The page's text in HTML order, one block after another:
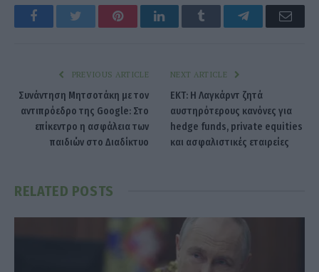
Facebook Twitter PinterestLinkedIn Tumblr Telegram
PREVIOUS ARTICLE
Συνάντηση Μητσοτάκη με τον
αντιπρόεδρο της Google: Στο
επίκεντρο η ασφάλεια των
παιδιών στο Διαδίκτυο
NEXT ARTICLE
ΕΚΤ: Η Λαγκάρντ ζητά
αυστηρότερους κανόνες για
hedge funds, private equities
και ασφαλιστικές εταιρείες
RELATED POSTS